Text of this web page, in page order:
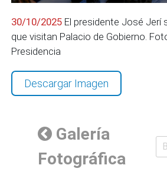
30/10/2025 El presidente José Jerí
que visitan Palacio de Gobierno.
Presidencia
Descargar Imagen
Galería
Fotográfica